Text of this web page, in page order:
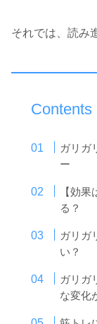
それでは、読み
Contents
ガリガ
ー
【効
る？
ガリガ
い？
ガリガ
な変化